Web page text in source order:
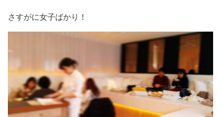
さすがに女子ばかり！